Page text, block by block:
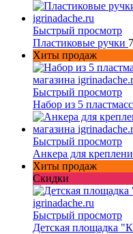
Быстрый просмотр
Пластиковые ручки
Хиты продаж
Быстрый просмотр
Набор из 5
Быстрый просмотр
Анкера для
Хиты продаж
Скидки
Быстрый просмотр
Детская площадка